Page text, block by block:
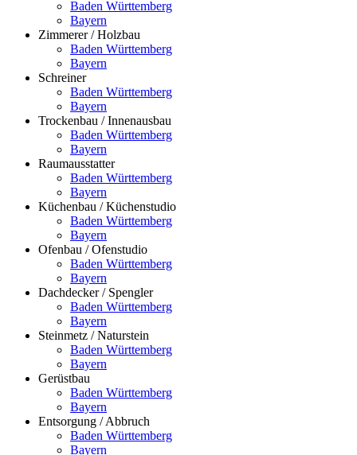
Baden Württemberg
Bayern
Zimmerer / Holzbau
Baden Württemberg
Bayern
Schreiner
Baden Württemberg
Bayern
Trockenbau / Innenausbau
Baden Württemberg
Bayern
Raumausstatter
Baden Württemberg
Bayern
Küchenbau / Küchenstudio
Baden Württemberg
Bayern
Ofenbau / Ofenstudio
Baden Württemberg
Bayern
Dachdecker / Spengler
Baden Württemberg
Bayern
Steinmetz / Naturstein
Baden Württemberg
Bayern
Gerüstbau
Baden Württemberg
Bayern
Entsorgung / Abbruch
Baden Württemberg
Bayern